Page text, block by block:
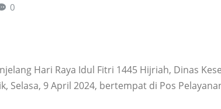
0
Hari Raya Idul Fitri 1445 Hijriah, Dinas
Selasa, 9 April 2024, bertempat di Pos